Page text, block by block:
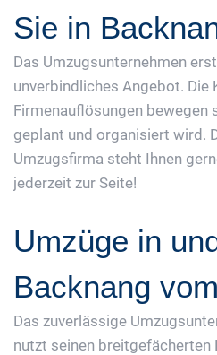
Sie in
Das Umzugsunternehmen
unverbindliches Angebot. Die
Firmenauflösungen bewegen
geplant und organisiert wird.
Umzugsfirma steht Ihnen
jederzeit zur Seite!
Umzüge in
Backnang
Das zuverlässige
nutzt seinen breitgefächerten